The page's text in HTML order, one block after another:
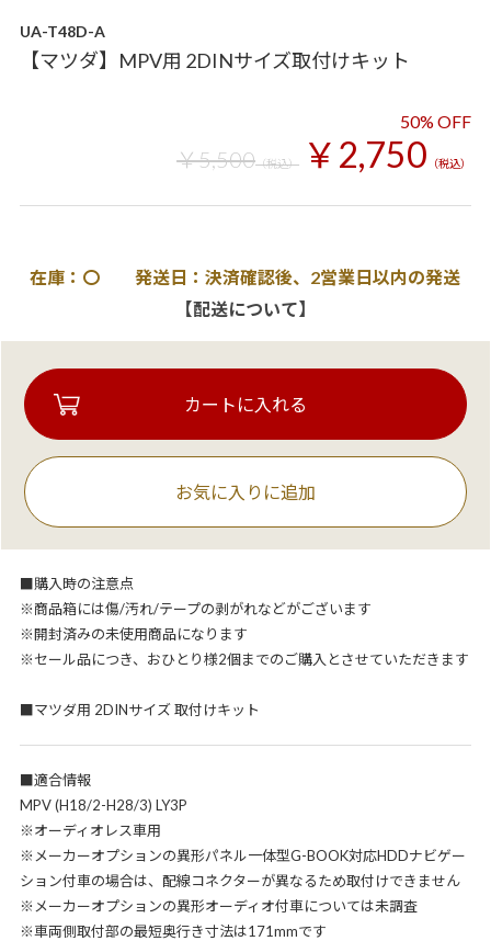
UA-T48D-A
【マツダ】MPV用 2DINサイズ取付けキット
50% OFF
￥5,500（税込） ￥2,750 （税込）
在庫：〇 発送日：決済確認後、2営業日以内の発送
【配送について】
お気に入りに追加
■購入時の注意点
※商品箱には傷/汚れ/テープの剥がれなどがございます
※開封済みの未使用商品になります
※セール品につき、おひとり様2個までのご購入とさせていただきます
■マツダ用 2DINサイズ 取付けキット
■適合情報
MPV (H18/2-H28/3) LY3P
※オーディオレス車用
※メーカーオプションの異形パネル一体型G-BOOK対応HDDナビゲー
ション付車の場合は、配線コネクターが異なるため取付けできません
※メーカーオプションの異形オーディオ付車については未調査
※車両側取付部の最短奥行き寸法は171mmです